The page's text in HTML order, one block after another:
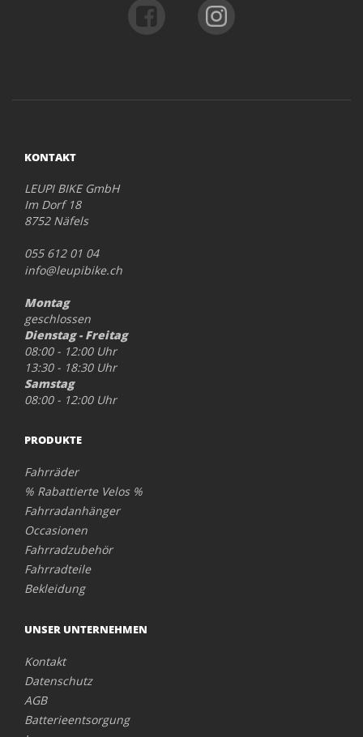
KONTAKT
LEUPI BIKE GmbH
Im Dorf 18
8752 Näfels
055 612 01 04
info@leupibike.ch
Montag
geschlossen
Dienstag - Freitag
08:00 - 12:00 Uhr
13:30 - 18:30 Uhr
Samstag
08:00 - 12:00 Uhr
PRODUKTE
Fahrräder
% Rabattierte Velos %
Fahrradanhänger
Occasionen
Fahrradzubehör
Fahrradteile
Bekleidung
UNSER UNTERNEHMEN
Kontakt
Datenschutz
AGB
Batterieentsorgung